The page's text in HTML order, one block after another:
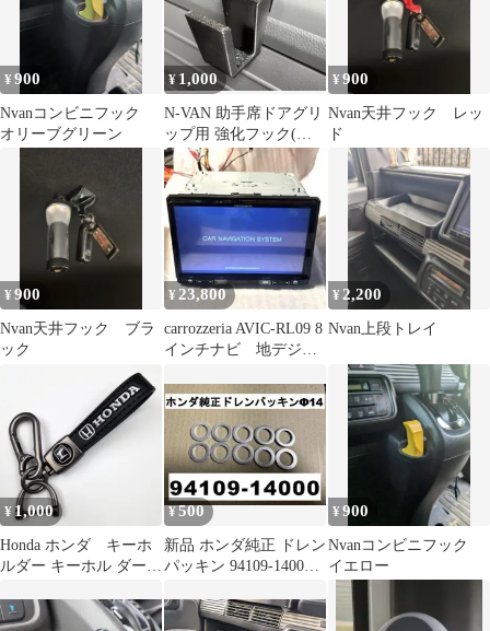
¥900
Nvanコンビニフック
オリーブグリーン
¥ 1,000
N-VAN 助手席ドアグリ
ップ用 強化フック(ブ
ラック)
¥900
Nvan天井フック レッ
ド
¥900
Nvan天井フック ブラ
ック
¥23,800
carrozzeria AVIC-RL09 8
インチナビ 地デジ
¥2,200
Nvan上段トレイ
¥1,000
Honda ホンダ キーホ
ルダー キーホル ダー
¥500
新品 ホンダ純正 ドレン
パッキン 94109-14000
¥900
Nvanコンビニフック
イエロー